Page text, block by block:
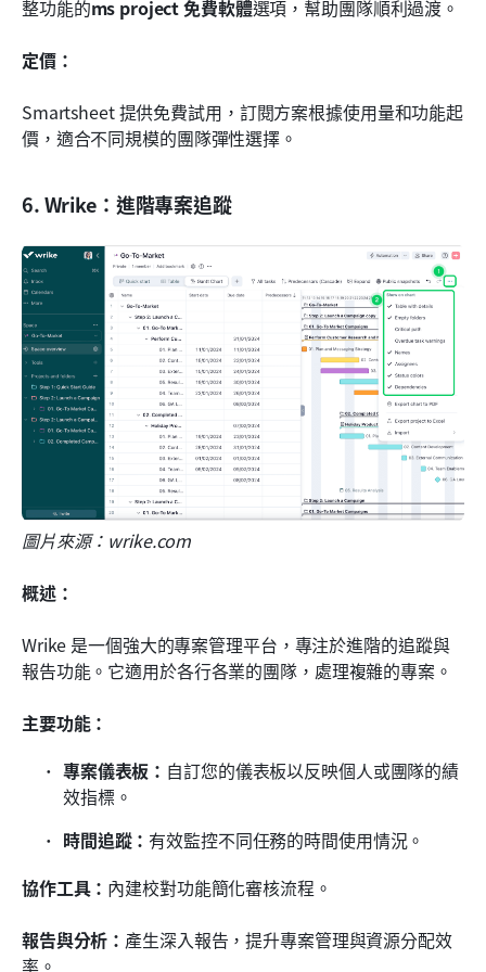
整功能的ms project 免費軟體選項，幫助團隊順利過渡。
定價：
Smartsheet 提供免費試用，訂閱方案根據使用量和功能起
價，適合不同規模的團隊彈性選擇。
6. Wrike：進階專案追蹤
圖片來源：wrike.com
概述：
Wrike 是一個強大的專案管理平台，專注於進階的追蹤與
報告功能。它適用於各行各業的團隊，處理複雜的專案。
主要功能：
專案儀表板： 自訂您的儀表板以反映個人或團隊的績
效指標。
時間追蹤： 有效監控不同任務的時間使用情況。
協作工具： 內建校對功能簡化審核流程。
報告與分析： 產生深入報告，提升專案管理與資源分配效
率。